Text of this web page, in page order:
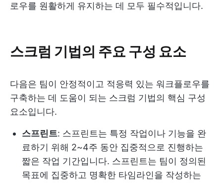
로우를 원활하게 유지하는 데 모두 필수적입니다.
스크럼 기법의 주요 구성 요소
다음은 팀이 안정적이고 적응력 있는 워크플로우를
구축하는 데 도움이 되는 스크럼 기법의 핵심 구성
요소입니다.
스프린트: 스프린트는 특정 작업이나 기능을 완
료하기 위해 2~4주 동안 집중적으로 진행하는
짧은 작업 기간입니다. 스프린트는 팀이 정의된
목표에 집중하고 명확한 타임라인을 작성하는